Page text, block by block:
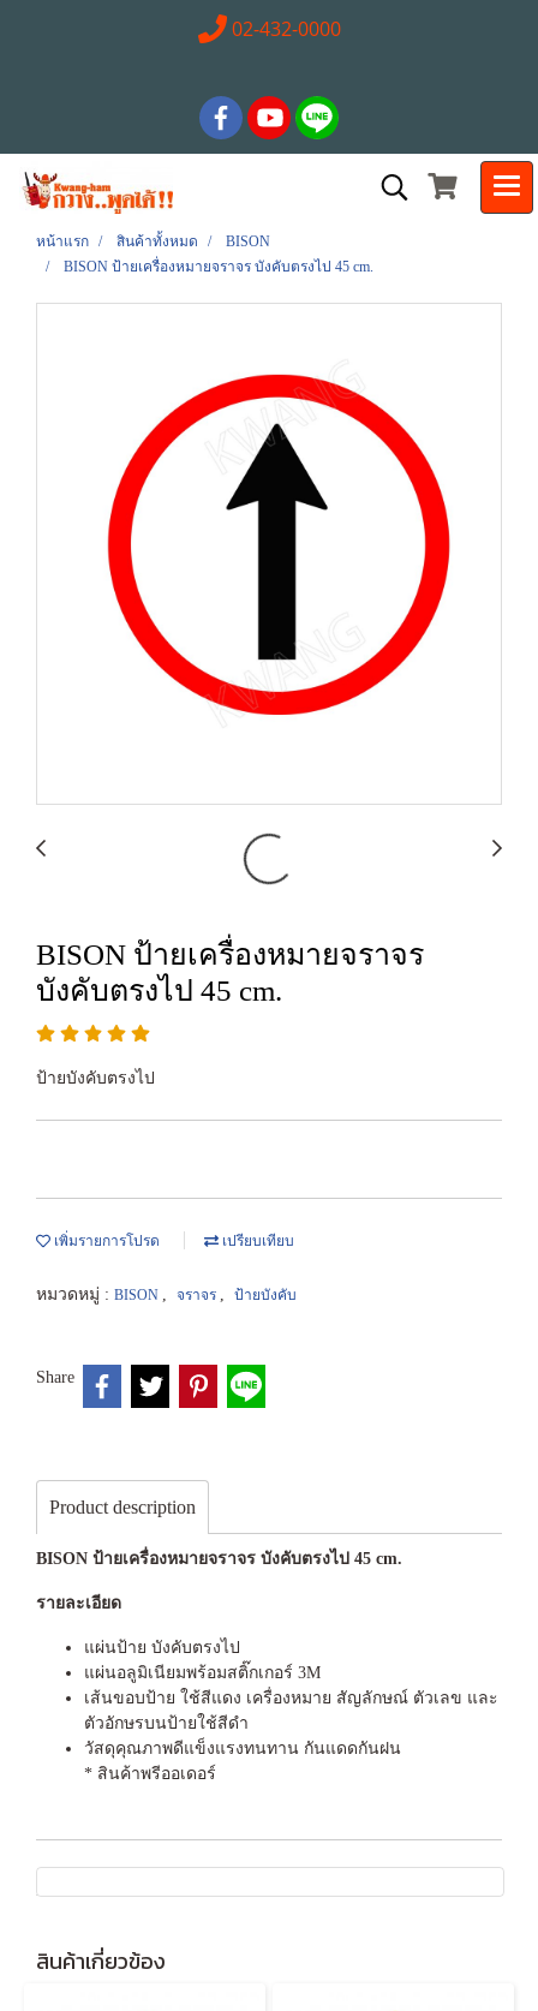
02-432-0000
หน้าแรก สินค้าทั้งหมด
BISON
BISON ป้ายเครื่องหมายจราจร บังคับตรงไป 45 cm.
BISON ป้ายเครื่องหมายจราจร
บังคับตรงไป 45 cm.
ป้ายบังคับตรงไป
เพิ่มรายการโปรด เปรียบเทียบ
หมวดหมู่ : BISON , จราจร , ป้ายบังคับ
Share
Product description
BISON ป้ายเครื่องหมายจราจร บังคับตรงไป 45 cm.
รายละเอียด
แผ่นป้าย บังคับตรงไป
แผ่นอลูมิเนียมพร้อมสติ๊กเกอร์ 3M
เส้นขอบป้าย ใช้สีแดง เครื่องหมาย สัญลักษณ์ ตัวเลข และ
ตัวอักษรบนป้ายใช้สีดำ
วัสดุคุณภาพดีแข็งแรงทนทาน กันแดดกันฝน
* สินค้าพรีออเดอร์
สินค้าเกี่ยวข้อง